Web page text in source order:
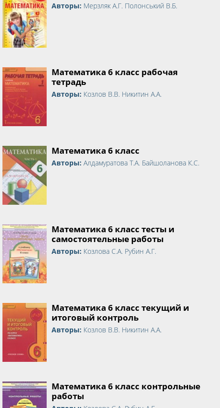
Авторы: Мерзляк А.Г. Полонський В.Б.
Математика 6 класс рабочая
тетрадь
Авторы: Козлов В.В. Никитин А.А.
Математика 6 класс
Авторы: Алдамуратова Т.А. Байшоланова К.С.
Математика 6 класс тесты и
самостоятельные работы
Авторы: Козлова С.А. Рубин А.Г.
Математика 6 класс текущий и
итоговый контроль
Авторы: Козлов В.В. Никитин А.А.
Математика 6 класс контрольные
работы